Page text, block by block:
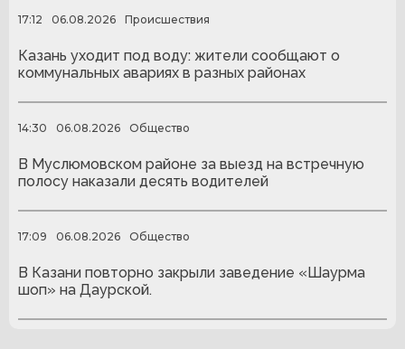
17:12 06.08.2026 Происшествия
Казань уходит под воду: жители сообщают о
коммунальных авариях в разных районах
14:30 06.08.2026 Общество
В Муслюмовском районе за выезд на встречную
полосу наказали десять водителей
17:09 06.08.2026 Общество
В Казани повторно закрыли заведение «Шаурма
шоп» на Даурской.